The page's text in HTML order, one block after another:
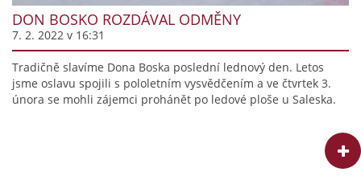
DON BOSKO ROZDÁVAL ODMĚNY
7. 2. 2022 v 16:31
Tradičně slavíme Dona Boska poslední lednový den. Letos
jsme oslavu spojili s pololetním vysvědčením a ve čtvrtek 3.
února se mohli zájemci prohánět po ledové ploše u Saleska.